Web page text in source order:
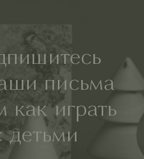
письма
как играть
детьми